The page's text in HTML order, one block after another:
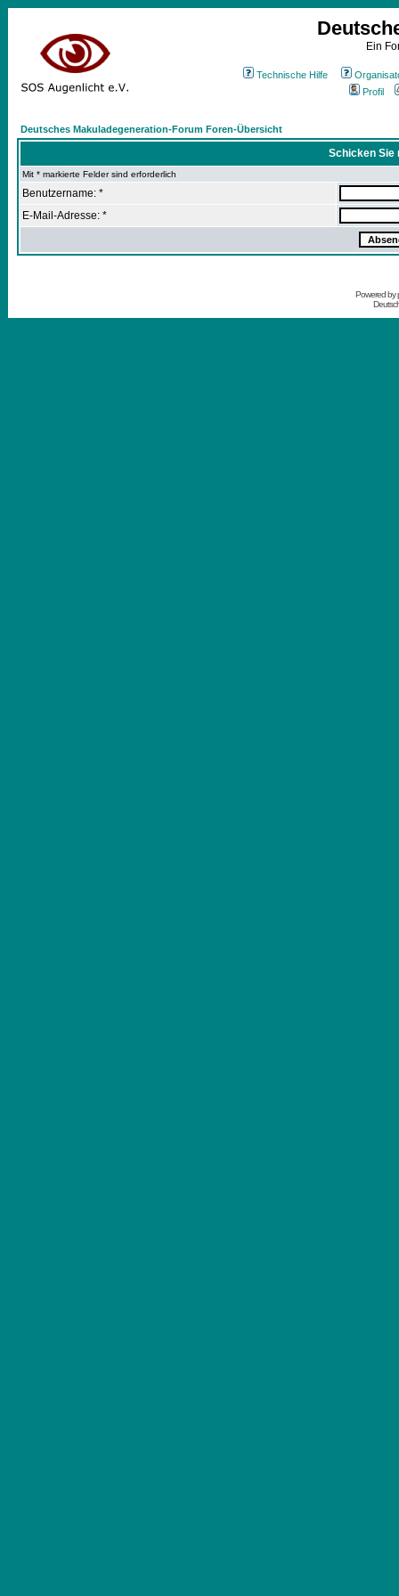
Ein
Technische Hilfe
Profil
Deutsches Makuladegeneration-Forum Foren-Übersicht
Schicken Sie
Mit * markierte Felder sind erforderlich
Benutzername: *
E-Mail-Adresse: *
Powered by